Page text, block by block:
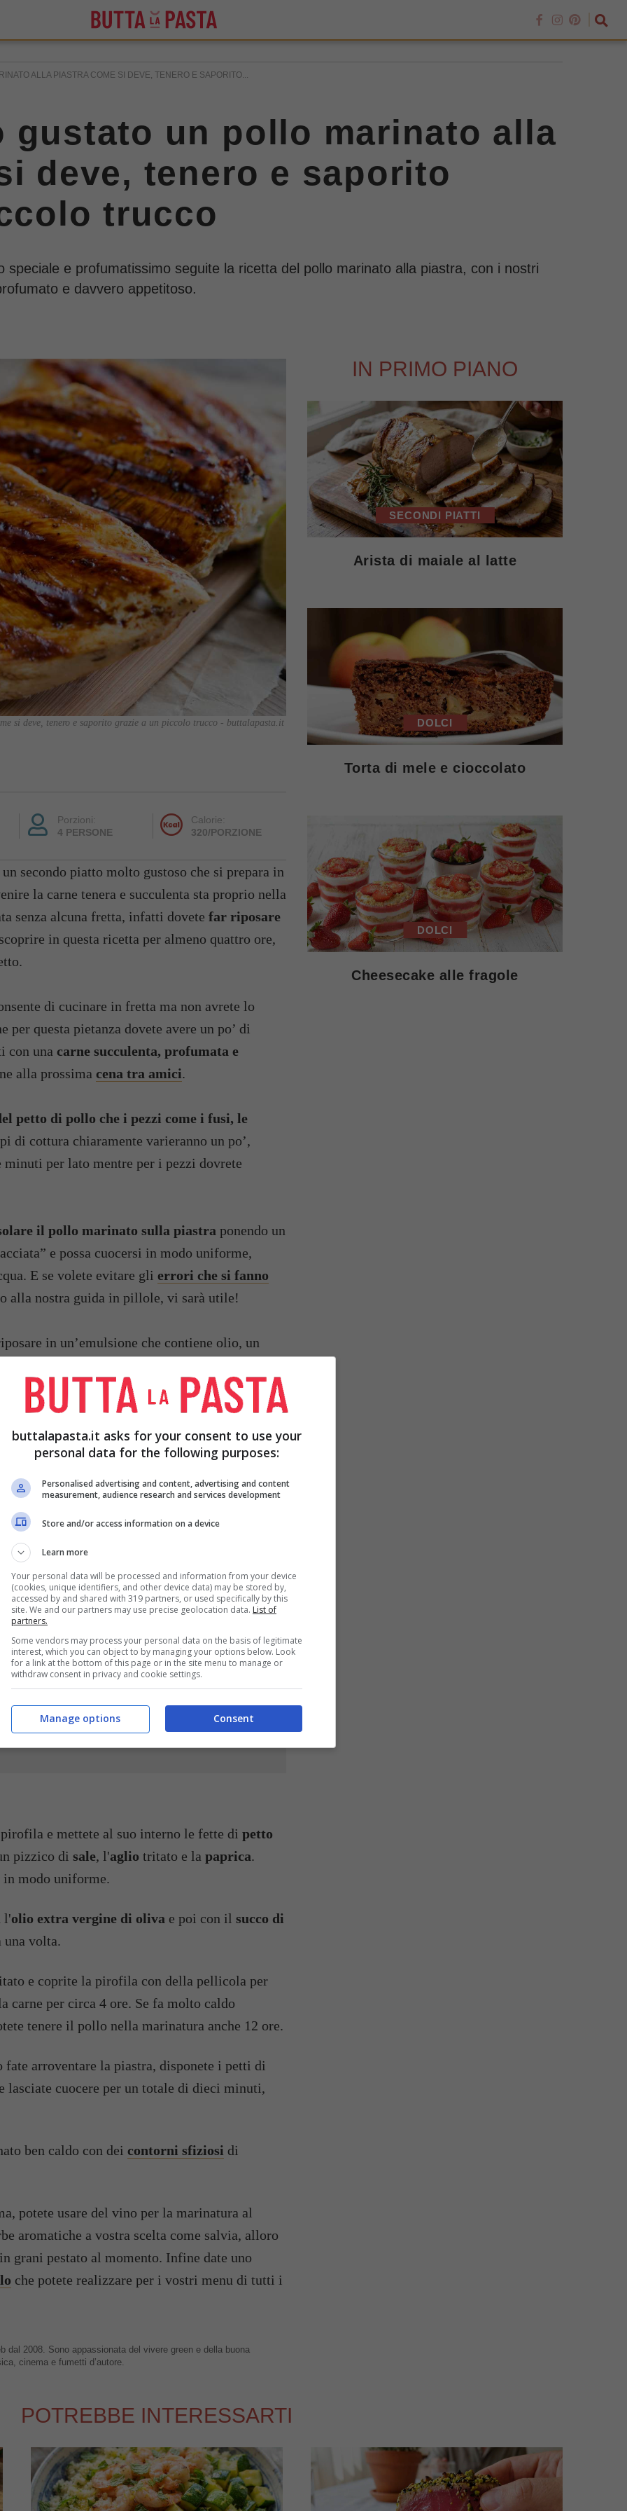
ALLA PIASTRA COME SI DEVE, TENERO E SAPORITO...
gustato un pollo marinato alla
deve, tenero e saporito
trucco
e profumatissimo seguite la ricetta del pollo marinato alla piastra, con i nostri
e davvero appetitoso.
si deve, tenero e saporito grazie a un piccolo trucco - buttalapasta.it
Porzioni:
4 PERSONE
Calorie:
320/PORZIONE
un secondo piatto molto gustoso che si prepara in
la carne tenera e succulenta sta proprio nella
senza alcuna fretta, infatti dovete far riposare
in questa ricetta per almeno quattro ore,
di cucinare in fretta ma non avrete lo
per questa pietanza dovete avere un po’ di
con una carne succulenta, profumata e
alla prossima cena tra amici.
petto di pollo che i pezzi come i fusi, le
di cottura chiaramente varieranno un po’,
per lato mentre per i pezzi dovrete
il pollo marinato sulla piastra ponendo un
e possa cuocersi in modo uniforme,
E se volete evitare gli errori che si fanno
alla nostra guida in pillole, vi sarà utile!
in un’emulsione che contiene olio, un
di limone o l’aceto, verdure se volete come
spezie. Le più usate sono il rosmarino, il timo,
marinata con latte di cocco, la salsa di soia o la
usato il petto di pollo e una classica
potete sempre miscelare gli ingredienti e
ottenere un risultato personalizzato o seguire la
SUCCO DI LIMONE
1
PAPRICA DOLCE1
cucchiaino
2
SALEqb
pirofila e mettete al suo interno le fette di petto
pizzico di sale, l'aglio tritato e la paprica.
modo uniforme.
l'olio extra vergine di oliva e poi con il succo di
una volta.
e coprite la pirofila con della pellicola per
carne per circa 4 ore. Se fa molto caldo
tenere il pollo nella marinatura anche 12 ore.
lasciate cuocere per un totale di dieci minuti,
ben caldo con dei contorni sfiziosi di
potete usare del vino per la marinatura al
aromatiche a vostra scelta come salvia, alloro
grani pestato al momento. Infine date uno
che potete realizzare per i vostri menu di tutti i
dal 2008. Sono appassionata del vivere green e della buona
cinema e fumetti d’autore.
IN PRIMO PIANO
SECONDI PIATTI
Arista di maiale al latte
DOLCI
Torta di mele e cioccolato
DOLCI
Cheesecake alle fragole
POTREBBE INTERESSARTI
buttalapasta.it asks for your consent to use your
personal data for the following purposes:
Personalised advertising and content, advertising and content
measurement, audience research and services development
Store and/or access information on a device
Learn more
Your personal data will be processed and information from your device
(cookies, unique identifiers, and other device data) may be stored by,
accessed by and shared with 319 partners, or used specifically by this
site. We and our partners may use precise geolocation data. List of
partners.
Some vendors may process your personal data on the basis of legitimate
interest, which you can object to by managing your options below. Look
for a link at the bottom of this page or in the site menu to manage or
withdraw consent in privacy and cookie settings.
Consent
Manage options